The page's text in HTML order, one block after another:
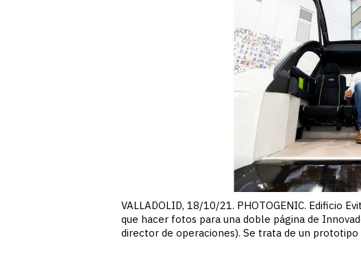
VALLADOLID, 18/10/21. PHOTOGENIC. Edificio
que hacer fotos para una doble página de
director de operaciones). Se trata de un